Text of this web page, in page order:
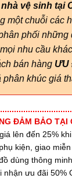
vệ sinh tại
một chuỗi các
phối
nhu cầu
bán hàng ƯU
phân khúc giá
ĐẢM BẢO TẠI
lên đến 25%
kiện, giao
dùng thông
nhận ưu đãi 50%